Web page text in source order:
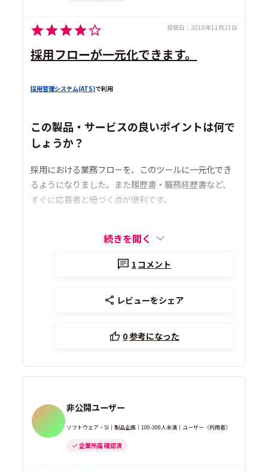
投稿日： 2018年11月21日
採用フローが一元化できます。
採用管理システム(ATS)で利用
この製品・サービスの良いポイントは何で
しょうか？
採用における業務フローを、このツールに一元化でき
るようになりました。また履歴書・職務経歴書など、
すぐに応募者と紐づく点が便利です。
続きを開く
1 コメント
レビューをシェア
0参考になった
非公開ユーザー
ソフトウェア・SI｜製品企画｜100-300人未満｜ユーザー（利用者）
企業所属 確認済